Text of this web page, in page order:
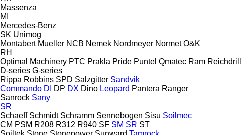
Massenza
MI
Mercedes-Benz
SK Unimog
Montabert Mueller NCB Nemek Nordmeyer Normet O&K
RH
Optimal Machinery PTC Prakla Pride Puntel Qmatec Ram Reichdrill
D-series G-series
Rippa Robbins SPD Salzgitter Sandvik
Commando DI DP DX Dino Leopard Pantera Ranger
Sanrock Sany
SR
Schaeff Schmidt Schramm Sennebogen Sisu Soilmec
CM PSM R208 R312 R940 SF SM SR ST